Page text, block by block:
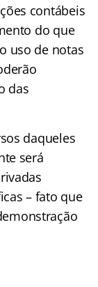
contábeis
do que
uso de notas
das
daqueles
será
– fato que